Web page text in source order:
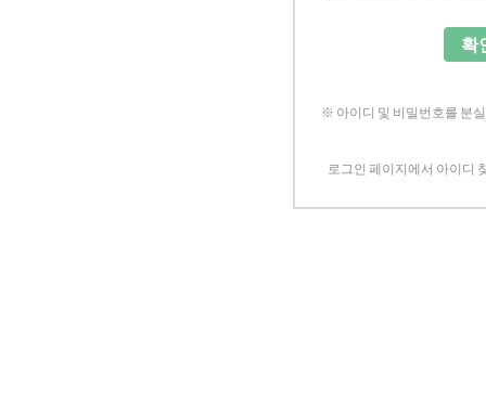
확
※ 아이디 및 비밀번호를 분
로그인 페이지에서 아이디